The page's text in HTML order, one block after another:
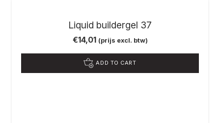
Liquid buildergel 37
€14,01 (prijs excl. btw)
ADD TO CART